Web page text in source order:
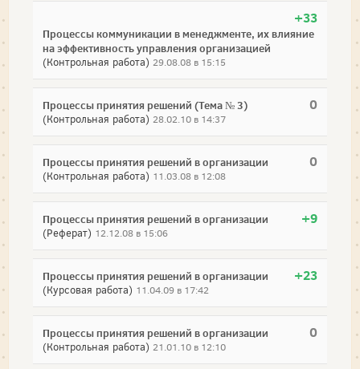
+33
Процессы коммуникации в менеджменте, их влияние
на эффективность управления организацией
(Контрольная работа) 29.08.08 в 15:15
0
Процессы принятия решений (Тема № 3)
(Контрольная работа) 28.02.10 в 14:37
0
Процессы принятия решений в организации
(Контрольная работа) 11.03.08 в 12:08
+9
Процессы принятия решений в организации
(Реферат) 12.12.08 в 15:06
+23
Процессы принятия решений в организации
(Курсовая работа) 11.04.09 в 17:42
0
Процессы принятия решений в организации
(Контрольная работа) 21.01.10 в 12:10